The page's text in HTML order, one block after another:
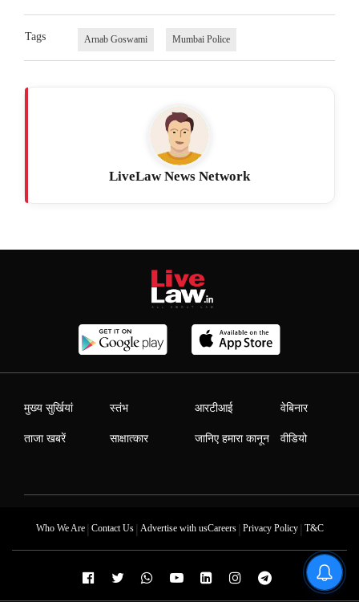
Tags Arnab Goswami Mumbai Police
LiveLaw News Network
मुख्य सुर्खियां
ताजा खबरें
स्तंभ
साक्षात्कार
आरटीआई
जानिए हमारा कानून
वेबिनार
वीडियो
Who We Are| Contact Us| Advertise with usCareers| Privacy Policy| T&C